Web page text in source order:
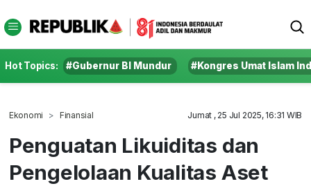
Hot Topics: #Gubernur BI Mundur #Kongres Umat Islam
Ekonomi Finansial Jumat , 25 Jul 2025, 16:31 WIB
Penguatan Likuiditas dan
Pengelolaan Kualitas Aset